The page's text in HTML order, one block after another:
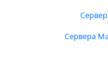
Сервера